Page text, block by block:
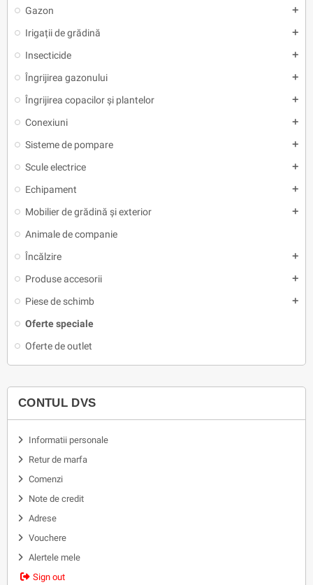
Gazon add
Irigații de grădină add
Insecticide add
Îngrijirea gazonului add
Îngrijirea copacilor și plantelor add
Conexiuni add
Sisteme de pompare add
Scule electrice add
Echipament add
Mobilier de grădină și exterior add
Animale de companie
Încălzire
add
Produse accesorii add
Piese de schimb add
Oferte speciale
Oferte de outlet
CONTUL DVS
Informatii personale
Retur de marfa
Comenzi
Note de credit
Adrese
Vouchere
Alertele mele
Sign out